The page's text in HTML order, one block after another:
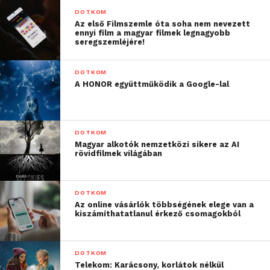
DOTKOM
Az első Filmszemle óta soha nem nevezett
ennyi film a magyar filmek legnagyobb
seregszemléjére!
DOTKOM
A HONOR együttműködik a Google-lal
DOTKOM
Magyar alkotók nemzetközi sikere az AI
rövidfilmek világában
DOTKOM
Az online vásárlók többségének elege van a
kiszámíthatatlanul érkező csomagokból
DOTKOM
Telekom: Karácsony, korlátok nélkül